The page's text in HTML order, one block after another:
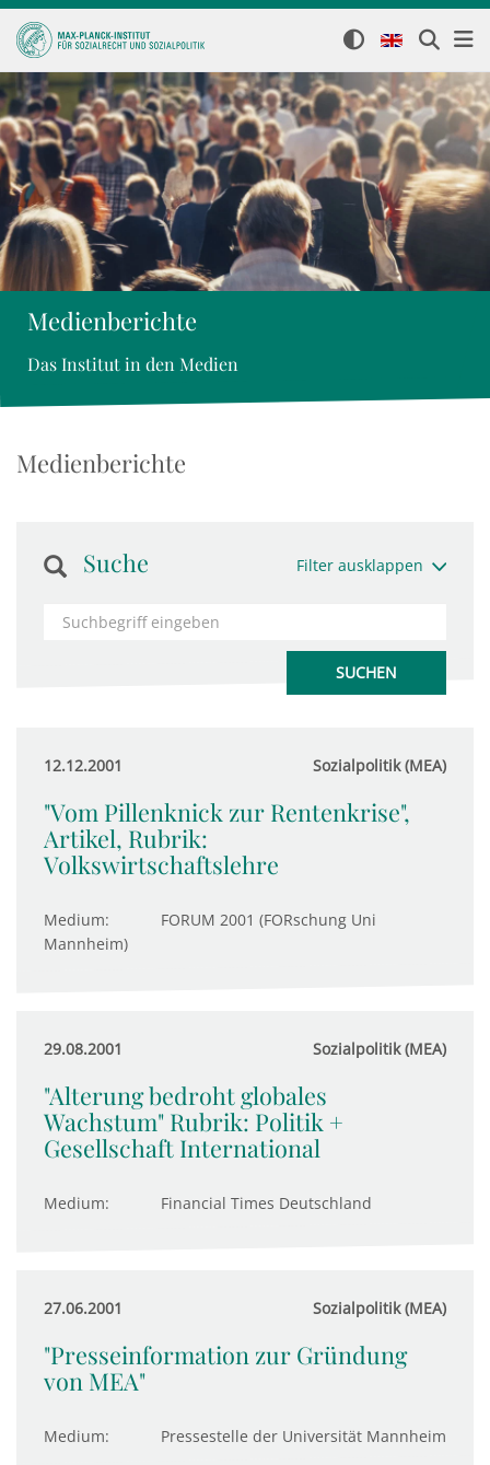
Medienberichte
Das Institut in den Medien
Medienberichte
Suche Filter ausklappen
12.12.2001 Sozialpolitik (MEA)
"Vom Pillenknick zur Rentenkrise",
Artikel, Rubrik:
Volkswirtschaftslehre
Medium:
FORUM 2001 (FORschung Uni
Mannheim)
29.08.2001 Sozialpolitik (MEA)
"Alterung bedroht globales
Wachstum" Rubrik: Politik +
Gesellschaft International
Medium: Financial Times Deutschland
27.06.2001 Sozialpolitik (MEA)
"Presseinformation zur Gründung
von MEA"
Medium: Pressestelle der Universität Mannheim